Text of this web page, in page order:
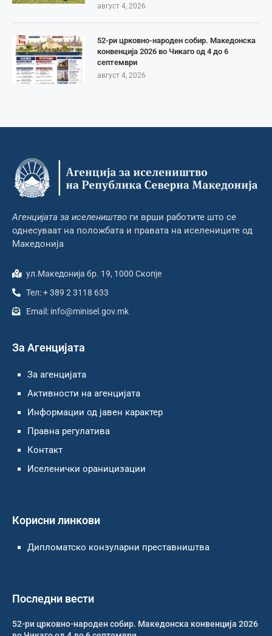
август 4, 2026
52-ри црковно-народен собир. Македонска
конвенција 2026 во Чикаго од 4 до 6
септември
август 4, 2026
Агенцијата за иселеништво ги врши работите што се
однесуваат на положбата и правата на иселениците од
Македонија
ул.Македонија бр. 19, 1000 Скопје
Тел: + 389 2 3118 633
Email: info@minisel.gov.mk
За Агенцијата
За агенцијата
Активности на агенцијата
Информации од јавен карактер
Правна регулатива
Контакт
Иселенички ораницизации
Корисни линкови
Дипломатско конзуларни преставништва
Последни вести
52-ри црковно-народен собир. Македонска конвенција 2026